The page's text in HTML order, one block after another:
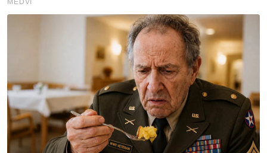
Artikel Disyorkan
GLOBAL
7 maut, 15 cedera dalam
insiden tembakan di sekolah
Thailand
GLOBAL
Arab Saudi, Turkiye, Pakistan
dijangka meterai pakatan